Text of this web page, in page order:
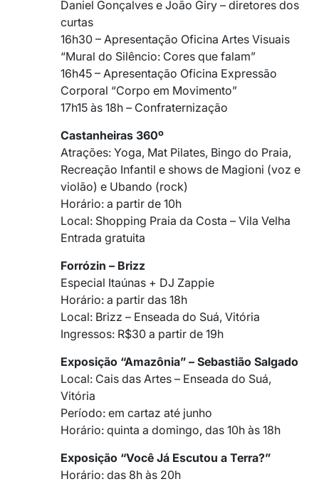
Daniel Gonçalves e João Giry – diretores dos
curtas
16h30 – Apresentação Oficina Artes Visuais
“Mural do Silêncio: Cores que falam”
16h45 – Apresentação Oficina Expressão
Corporal “Corpo em Movimento”
17h15 às 18h – Confraternização
Castanheiras 360º
Atrações: Yoga, Mat Pilates, Bingo do Praia,
Recreação Infantil e shows de Magioni (voz e
violão) e Ubando (rock)
Horário: a partir de 10h
Local: Shopping Praia da Costa – Vila Velha
Entrada gratuita
Forrózin – Brizz
Especial Itaúnas + DJ Zappie
Horário: a partir das 18h
Local: Brizz – Enseada do Suá, Vitória
Ingressos: R$30 a partir de 19h
Exposição “Amazônia” – Sebastião Salgado
Local: Cais das Artes – Enseada do Suá,
Vitória
Período: em cartaz até junho
Horário: quinta a domingo, das 10h às 18h
Exposição “Você Já Escutou a Terra?”
Horário: das 8h às 20h